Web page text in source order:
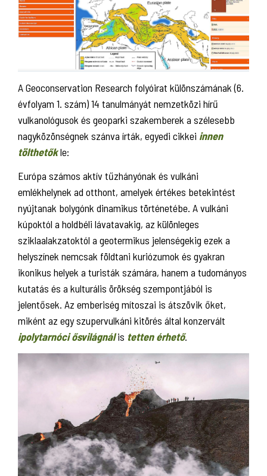
A Geoconservation Research folyóirat különszámának (6.
évfolyam 1. szám) 14 tanulmányát nemzetközi hírű
vulkanológusok és geoparki szakemberek a szélesebb
nagyközönségnek szánva írták, egyedi cikkei innen
tölthetőkle:
Európa számos aktív tűzhányónak és vulkáni
emlékhelynek ad otthont, amelyek értékes betekintést
nyújtanak bolygónk dinamikus történetébe. A vulkáni
kúpoktól a holdbéli lávatavakig, az különleges
sziklaalakzatoktól a geotermikus jelenségekig ezek a
helyszínek nemcsak földtani kuriózumok és gyakran
ikonikus helyek a turisták számára, hanem a tudományos
kutatás és a kulturális örökség szempontjából is
jelentősek. Az emberiség mítoszai is átszövik őket,
miként az egy szupervulkáni kitörés által konzervált
ipolytarnóci ősvilágnál is tetten érhető.